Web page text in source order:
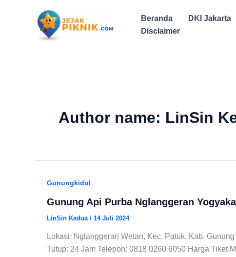
Beranda DKI Jakarta
Disclaimer
Author name: LinSin
Gunungkidul
Gunung Api Purba Nglanggeran
LinSin Kedua / 14 Juli 2024
Lokasi: Nglanggeran Wetan, Kec. Patuk, Kab.
Tutup: 24 Jam Telepon: 0818 0260 6050 Harga Tiket